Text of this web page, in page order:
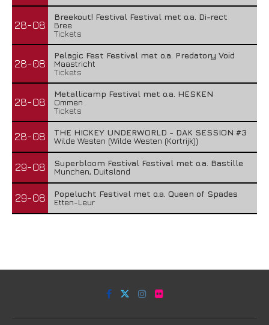
28-08
Breekout! Festival Festival met o.a. Di-rect
Bree
Tickets
28-08
Pelagic Fest Festival met o.a. Predatory Void
Maastricht
Tickets
28-08
Metallicamp Festival met o.a. HESKEN
Ommen
Tickets
28-08
THE HICKEY UNDERWORLD - DAK SESSION #3
Wilde Westen (Wilde Westen (Kortrijk))
29-08
Superbloom Festival Festival met o.a. Bastille
Munchen, Duitsland
29-08
Popelucht Festival met o.a. Queen of Spades
Etten-Leur